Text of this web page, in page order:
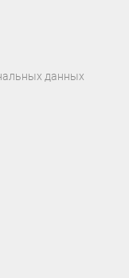
данных